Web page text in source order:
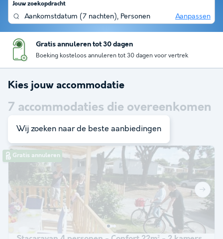
Jouw zoekopdracht
Aankomstdatum (7 nachten), Personen Aanpassen
Gratis annuleren tot 30 dagen
Boeking kosteloos annuleren tot 30 dagen voor vertrek
Kies jouw accommodatie
7 accommodaties die overeenkomen
met je zoekopdracht
Gratis annuleren
Wij zoeken naar de beste aanbiedingen